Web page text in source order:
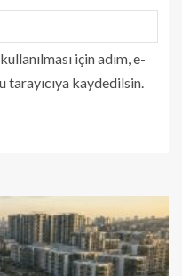
için adım, e-
kaydedilsin.